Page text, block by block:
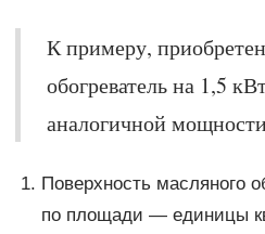
К примеру,
обогреватель на 1,5
аналогичной
Поверхность масляного
по площади — единицы